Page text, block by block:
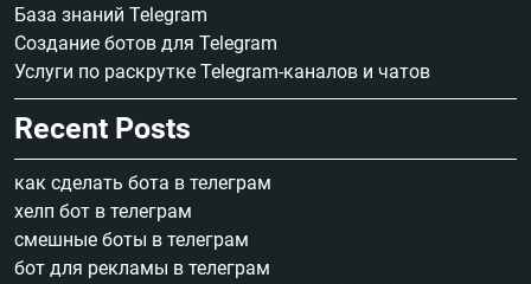
База знаний Telegram
Создание ботов для Telegram
Услуги по раскрутке Telegram-каналов и чатов
Recent Posts
как сделать бота в телеграм
хелп бот в телеграм
смешные боты в телеграм
бот для рекламы в телеграм